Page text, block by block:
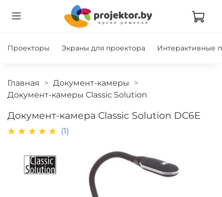
Проекторы Экраны для проектора Интерактивные
Главная
Документ-камеры
Документ-камеры Classic Solution
Документ-камера Classic Solution DC6E
(1)